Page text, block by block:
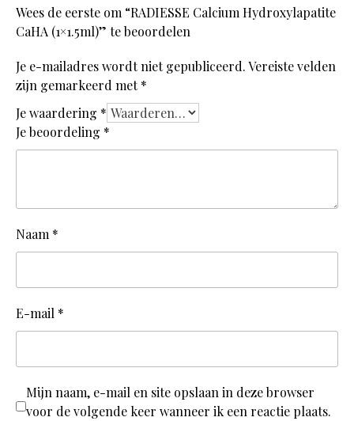
Wees de eerste om “RADIESSE Calcium Hydroxylapatite
CaHA (1×1.5ml)” te beoordelen
Je e-mailadres wordt niet gepubliceerd.Vereiste velden
zijn gemarkeerd met*
Je waardering *
Je beoordeling *
Naam *
E-mail *
Mijn naam, e-mail en site opslaan in deze browser
voor de volgende keer wanneer ik een reactie plaats.